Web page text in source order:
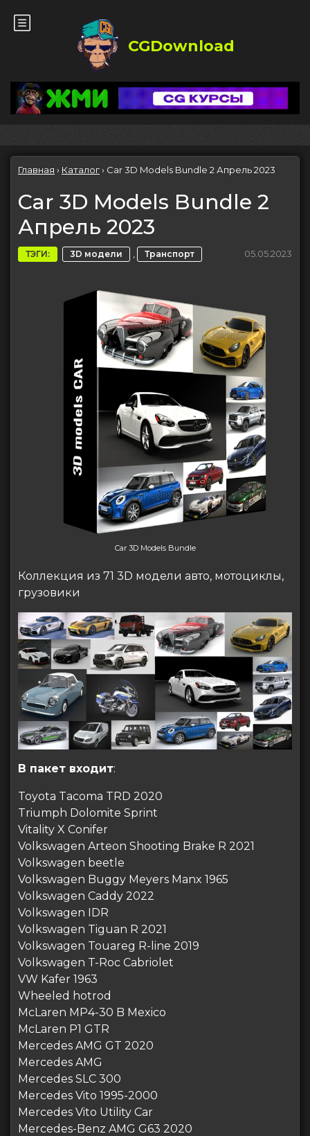
CGDownload
Главная › Каталог› Car 3D Models Bundle 2 Апрель 2023
Car 3D Models Bundle 2
Апрель 2023
ТЭГИ: 3D модели , Транспорт 05.05.2023
Car 3D Models Bundle
Коллекция из 71 3D модели авто, мотоциклы,
грузовики
В пакет входит:
Toyota Tacoma TRD 2020
Triumph Dolomite Sprint
Vitality X Conifer
Volkswagen Arteon Shooting Brake R 2021
Volkswagen beetle
Volkswagen Buggy Meyers Manx 1965
Volkswagen Caddy 2022
Volkswagen IDR
Volkswagen Tiguan R 2021
Volkswagen Touareg R-line 2019
Volkswagen T-Roc Cabriolet
VW Kafer 1963
Wheeled hotrod
McLaren MP4-30 B Mexico
McLaren P1 GTR
Mercedes AMG GT 2020
Mercedes AMG
Mercedes SLC 300
Mercedes Vito 1995-2000
Mercedes Vito Utility Car
Mercedes-Benz AMG G63 2020